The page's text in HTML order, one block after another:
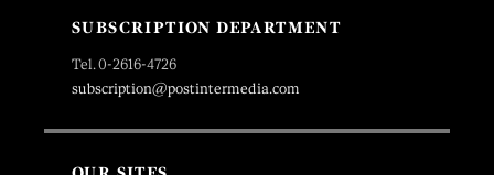
SUBSCRIPTION DEPARTMENT
Tel. 0-2616-4726
subscription@postintermedia.com